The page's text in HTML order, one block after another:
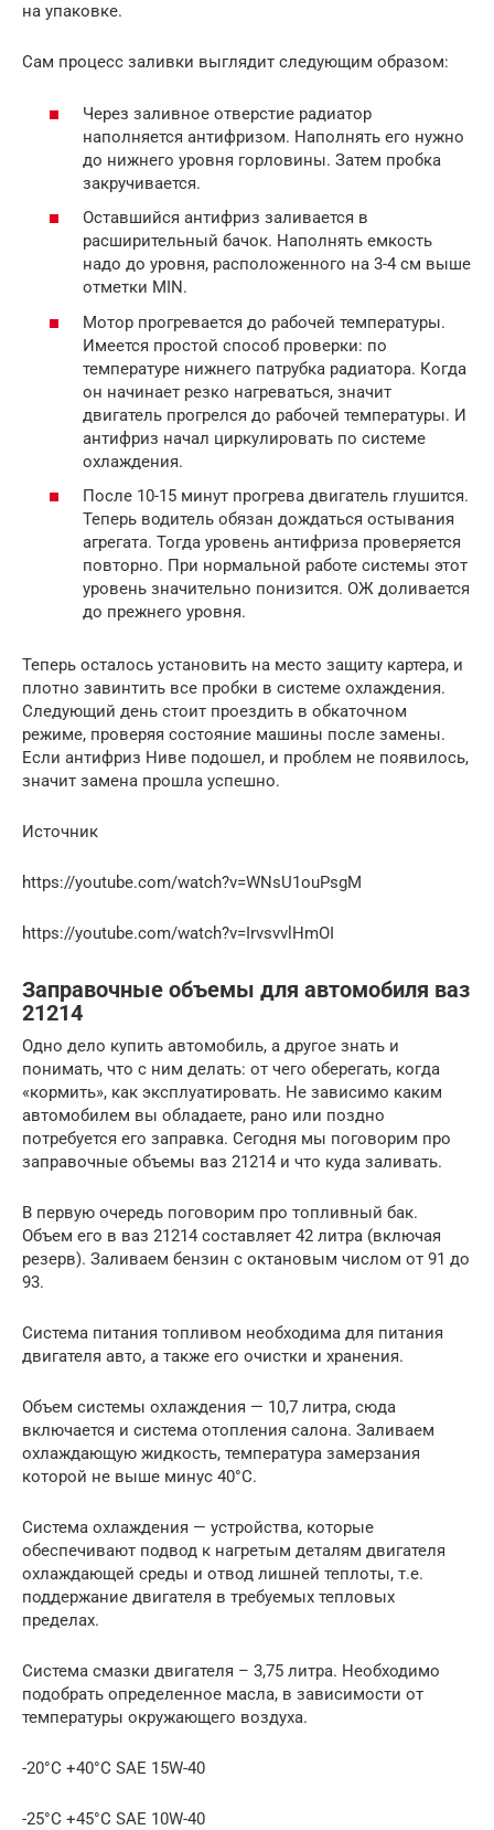
на упаковке.
Сам процесс заливки выглядит следующим образом:
Через заливное отверстие радиатор
наполняется антифризом. Наполнять его нужно
до нижнего уровня горловины. Затем пробка
закручивается.
Оставшийся антифриз заливается в
расширительный бачок. Наполнять емкость
надо до уровня, расположенного на 3-4 см выше
отметки MIN.
Мотор прогревается до рабочей температуры.
Имеется простой способ проверки: по
температуре нижнего патрубка радиатора. Когда
он начинает резко нагреваться, значит
двигатель прогрелся до рабочей температуры. И
антифриз начал циркулировать по системе
охлаждения.
После 10-15 минут прогрева двигатель глушится.
Теперь водитель обязан дождаться остывания
агрегата. Тогда уровень антифриза проверяется
повторно. При нормальной работе системы этот
уровень значительно понизится. ОЖ доливается
до прежнего уровня.
Теперь осталось установить на место защиту картера, и
плотно завинтить все пробки в системе охлаждения.
Следующий день стоит проездить в обкаточном
режиме, проверяя состояние машины после замены.
Если антифриз Ниве подошел, и проблем не появилось,
значит замена прошла успешно.
Источник
https://youtube.com/watch?v=WNsU1ouPsgM
https://youtube.com/watch?v=IrvsvvlHmOI
Заправочные объемы для автомобиля ваз
21214
Одно дело купить автомобиль, а другое знать и
понимать, что с ним делать: от чего оберегать, когда
«кормить», как эксплуатировать. Не зависимо каким
автомобилем вы обладаете, рано или поздно
потребуется его заправка. Сегодня мы поговорим про
заправочные объемы ваз 21214 и что куда заливать.
В первую очередь поговорим про топливный бак.
Объем его в ваз 21214 составляет 42 литра (включая
резерв). Заливаем бензин с октановым числом от 91 до
93.
Система питания топливом необходима для питания
двигателя авто, а также его очистки и хранения.
Объем системы охлаждения — 10,7 литра, сюда
включается и система отопления салона. Заливаем
охлаждающую жидкость, температура замерзания
которой не выше минус 40°С.
Система охлаждения — устройства, которые
обеспечивают подвод к нагретым деталям двигателя
охлаждающей среды и отвод лишней теплоты, т.е.
поддержание двигателя в требуемых тепловых
пределах.
Система смазки двигателя – 3,75 литра. Необходимо
подобрать определенное масла, в зависимости от
температуры окружающего воздуха.
-20°С +40°С SAE 15W-40
-25°С +45°С SAE 10W-40